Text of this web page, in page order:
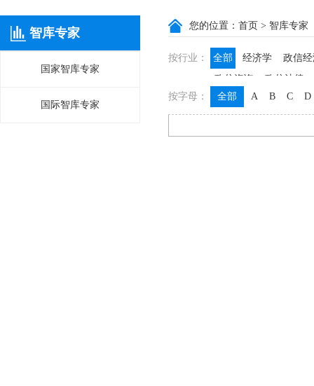
智库专家
国家智库专家
国际智库专家
您的位置： 首页 > 智库专家
按行业： 全部 经济学
政信
政信咨询
政信法律
按字母：
全部 A B C D